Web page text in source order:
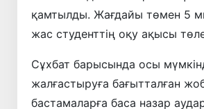
қамтылды. Жағдайы төмен 5
жас студенттің оқу ақысы
Сұхбат барысында осы
жалғастыруға бағытталған
бастамаларға баса назар